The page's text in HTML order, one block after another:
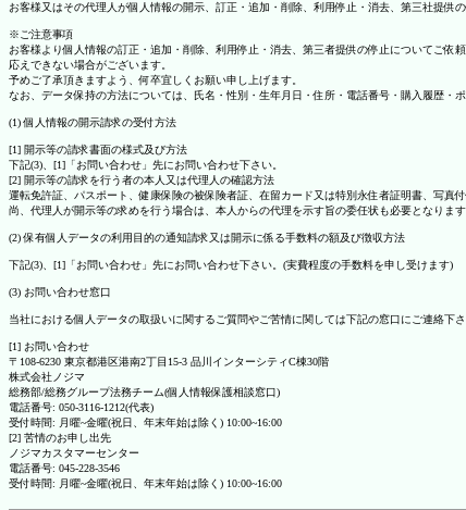
お客様又はその代理人が個人情報の開示、訂正・追加・削除、利用停止・消去、第三社提供
※ご注意事項
お客様より個人情報の訂正・追加・削除、利用停止・消去、第三者提供の停止についてご
応えできない場合がございます。
予めご了承頂きますよう、何卒宜しくお願い申し上げます。
なお、データ保持の方法については、氏名・性別・生年月日・住所・電話番号・購入履歴・
(1) 個人情報の開示請求の受付方法
[1] 開示等の請求書面の様式及び方法
下記(3)、[1]「お問い合わせ」先にお問い合わせ下さい。
[2] 開示等の請求を行う者の本人又は代理人の確認方法
運転免許証、パスポート、健康保険の被保険者証、在留カード又は特別永住者証明書、写真
尚、代理人が開示等の求めを行う場合は、本人からの代理を示す旨の委任状も必要となります
(2) 保有個人データの利用目的の通知請求又は開示に係る手数料の額及び徴収方法
下記(3)、[1]「お問い合わせ」先にお問い合わせ下さい。(実費程度の手数料を申し受けます)
(3) お問い合わせ窓口
当社における個人データの取扱いに関するご質問やご苦情に関しては下記の窓口にご連絡下さ
[1] お問い合わせ
〒108-6230 東京都港区港南2丁目15-3 品川インターシティC棟30階
株式会社ノジマ
総務部/総務グループ法務チーム(個人情報保護相談窓口)
電話番号: 050-3116-1212(代表)
受付時間: 月曜~金曜(祝日、年末年始は除く) 10:00~16:00
[2] 苦情のお申し出先
ノジマカスタマーセンター
電話番号: 045-228-3546
受付時間: 月曜~金曜(祝日、年末年始は除く) 10:00~16:00